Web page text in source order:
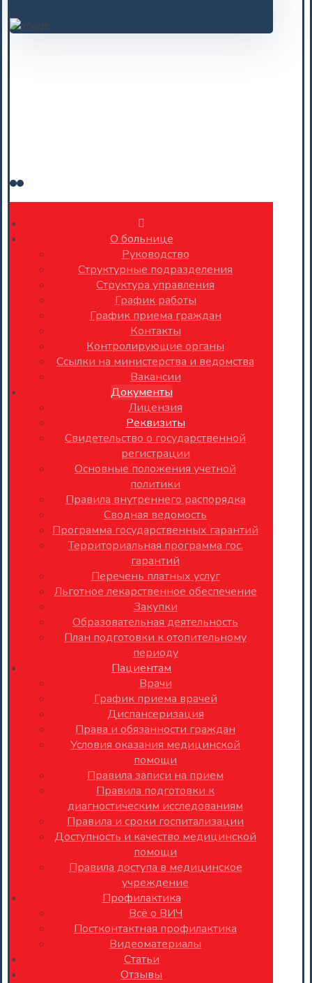
О больнице
Руководство
Структурные подразделения
Структура управления
График работы
График приема граждан
Контакты
Контролирующие органы
Ссылки на министерства и ведомства
Вакансии
Документы
Лицензия
Реквизиты
Свидетельство о государственной
регистрации
Основные положения учетной
политики
Правила внутреннего распорядка
Сводная ведомость
Программа государственных гарантий
Территориальная программа гос.
гарантий
Перечень платных услуг
Льготное лекарственное обеспечение
Закупки
Образовательная деятельность
План подготовки к отопительному
периоду
Пациентам
Врачи
График приема врачей
Диспансеризация
Права и обязанности граждан
Условия оказания медицинской
помощи
Правила записи на прием
Правила подготовки к
диагностическим исследованиям
Правила и сроки госпитализации
Доступность и качество медицинской
помощи
Правила доступа в медицинское
учреждение
Профилактика
Всё о ВИЧ
Постконтактная профилактика
Видеоматериалы
Статьи
Отзывы